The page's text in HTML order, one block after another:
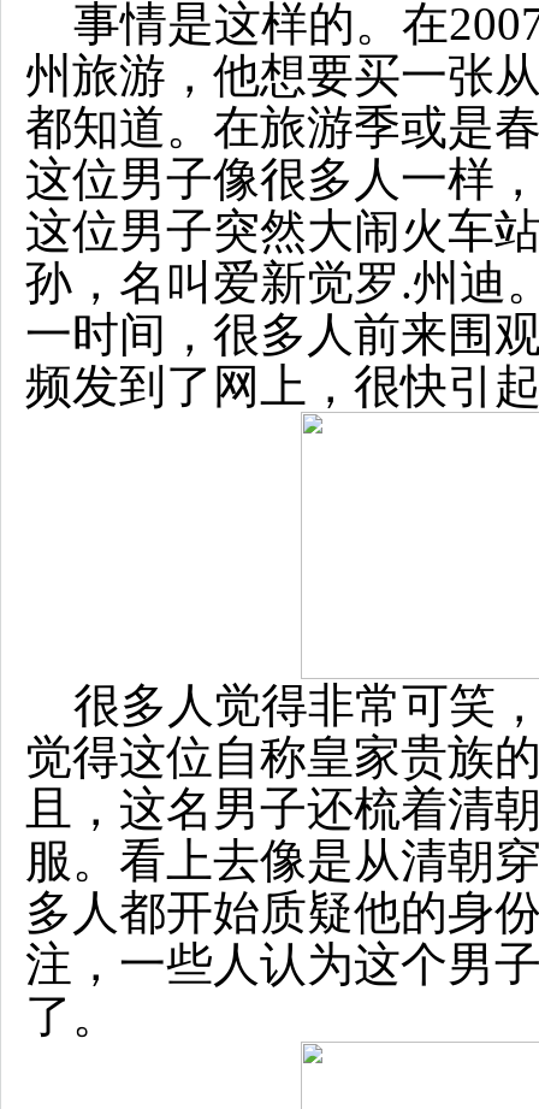
事情是这样的。在
州旅游，他想要买一张
都知道。在旅游季或是
这位男子像很多人一样
这位男子突然大闹火车
孙，名叫爱新觉罗.州迪
一时间，很多人前来围
频发到了网上，很快引
很多人觉得非常可笑
觉得这位自称皇家贵族
且，这名男子还梳着清
服。看上去像是从清朝
多人都开始质疑他的身
注，一些人认为这个男
了。